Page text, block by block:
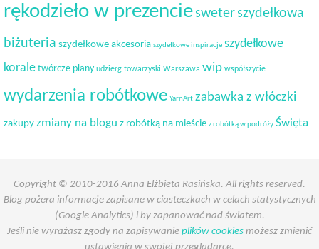
rękodzieło w prezenciesweterszydełkowa
biżuteria szydełkowe akcesoria szydełkowe inspiracje szydełkowe
korale twórcze plany udzierg towarzyski Warszawa wip współszycie
wydarzenia robótkowe YarnArt zabawka z włóczki
zakupy zmiany na blogu z robótką na mieście z robótką w podróży Święta
Copyright © 2010-2016 Anna Elżbieta Rasińska. All rights reserved.
Blog pożera informacje zapisane w ciasteczkach w celach statystycznych
(Google Analytics) i by zapanować nad światem.
Jeśli nie wyrażasz zgody na zapisywanie plików cookies możesz zmienić